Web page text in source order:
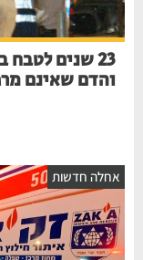
והדם שאינם מרפים
חדשות